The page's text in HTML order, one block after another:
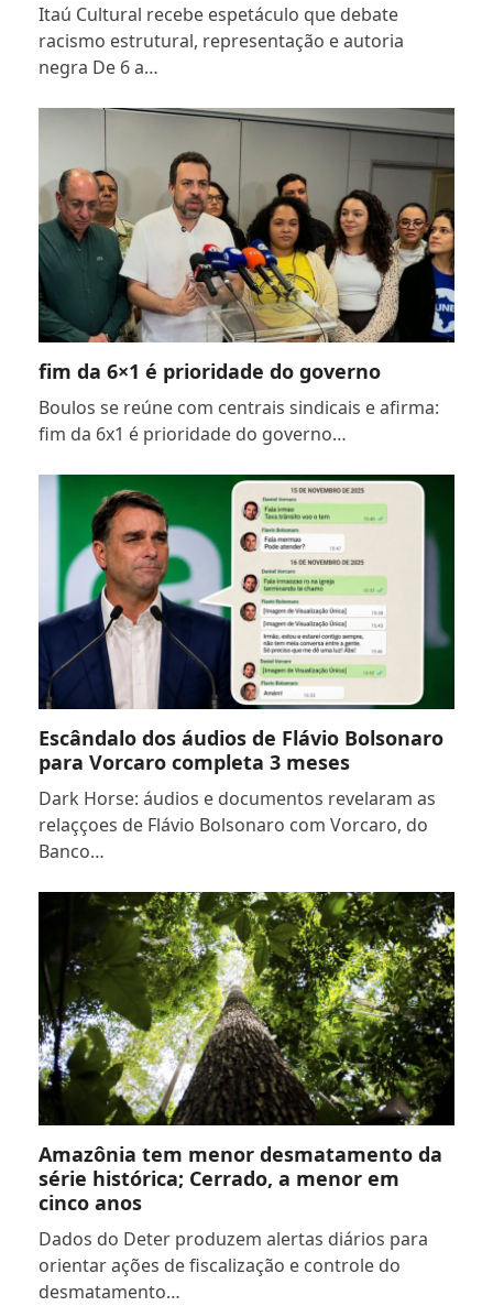
Itaú Cultural recebe espetáculo que debate
racismo estrutural, representação e autoria
negra De 6 a…
fim da 6×1 é prioridade do governo
Boulos se reúne com centrais sindicais e afirma:
fim da 6x1 é prioridade do governo…
Escândalo dos áudios de Flávio Bolsonaro
para Vorcaro completa 3 meses
Dark Horse: áudios e documentos revelaram as
relaççoes de Flávio Bolsonaro com Vorcaro, do
Banco…
Amazônia tem menor desmatamento da
série histórica; Cerrado, a menor em
cinco anos
Dados do Deter produzem alertas diários para
orientar ações de fiscalização e controle do
desmatamento…